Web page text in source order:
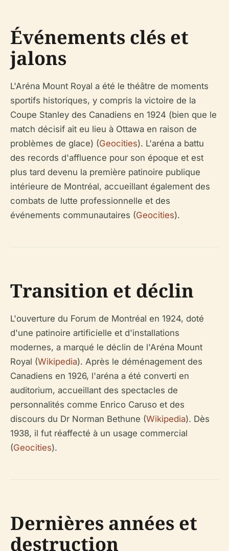
Événements clés et
jalons
L'Aréna Mount Royal a été le théâtre de moments
sportifs historiques, y compris la victoire de la
Coupe Stanley des Canadiens en 1924 (bien que le
match décisif ait eu lieu à Ottawa en raison de
problèmes de glace) (Geocities). L'aréna a battu
des records d'affluence pour son époque et est
plus tard devenu la première patinoire publique
intérieure de Montréal, accueillant également des
combats de lutte professionnelle et des
événements communautaires (Geocities).
Transition et déclin
L'ouverture du Forum de Montréal en 1924, doté
d'une patinoire artificielle et d'installations
modernes, a marqué le déclin de l'Aréna Mount
Royal (Wikipedia). Après le déménagement des
Canadiens en 1926, l'aréna a été converti en
auditorium, accueillant des spectacles de
personnalités comme Enrico Caruso et des
discours du Dr Norman Bethune (Wikipedia). Dès
1938, il fut réaffecté à un usage commercial
(Geocities).
Dernières années et
destruction